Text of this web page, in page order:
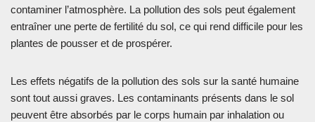
contaminer l’atmosphère. La pollution des sols peut également
entraîner une perte de fertilité du sol, ce qui rend difficile pour les
plantes de pousser et de prospérer.
Les effets négatifs de la pollution des sols sur la santé humaine
sont tout aussi graves. Les contaminants présents dans le sol
peuvent être absorbés par le corps humain par inhalation ou